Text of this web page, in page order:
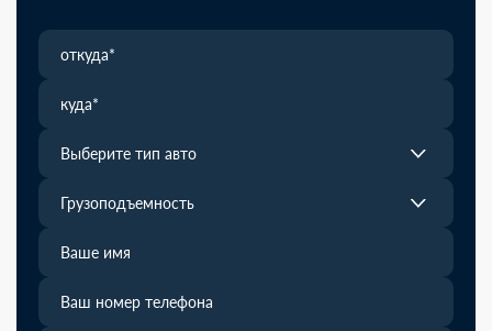
Выберите тип авто
Грузоподъемность